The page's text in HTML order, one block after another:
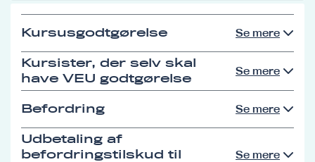
Kursusgodtgørelse Se mere
Kursister, der selv skal
have VEU godtgørelse
Se mere
Befordring Se mere
Udbetaling af
befordringstilskud til
Se mere